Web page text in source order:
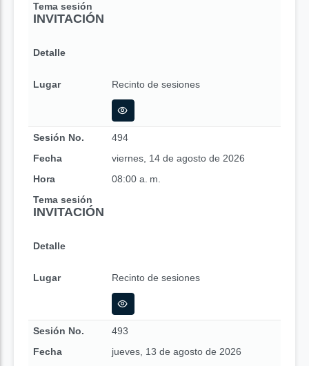
Tema sesión
INVITACIÓN
Detalle
Lugar Recinto de sesiones
Sesión No.
494
Fecha
viernes, 14 de agosto de 2026
Hora
08:00 a. m.
Tema sesión
INVITACIÓN
Detalle
Lugar Recinto de sesiones
Sesión No.
493
Fecha
jueves, 13 de agosto de 2026